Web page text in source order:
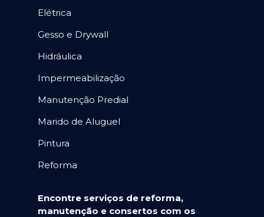
Elétrica
Gesso e Drywall
Hidráulica
Impermeabilização
Manutenção Predial
Marido de Aluguel
Pintura
Reforma
Encontre serviços de reforma,
manutenção e consertos com os